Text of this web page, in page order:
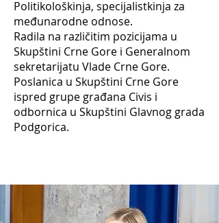
Politikološkinja, specijalistkinja za
međunarodne odnose.
Radila na različitim pozicijama u
Skupštini Crne Gore i Generalnom
sekretarijatu Vlade Crne Gore.
Poslanica u Skupštini Crne Gore
ispred grupe građana Civis i
odbornica u Skupštini Glavnog grada
Podgorica.